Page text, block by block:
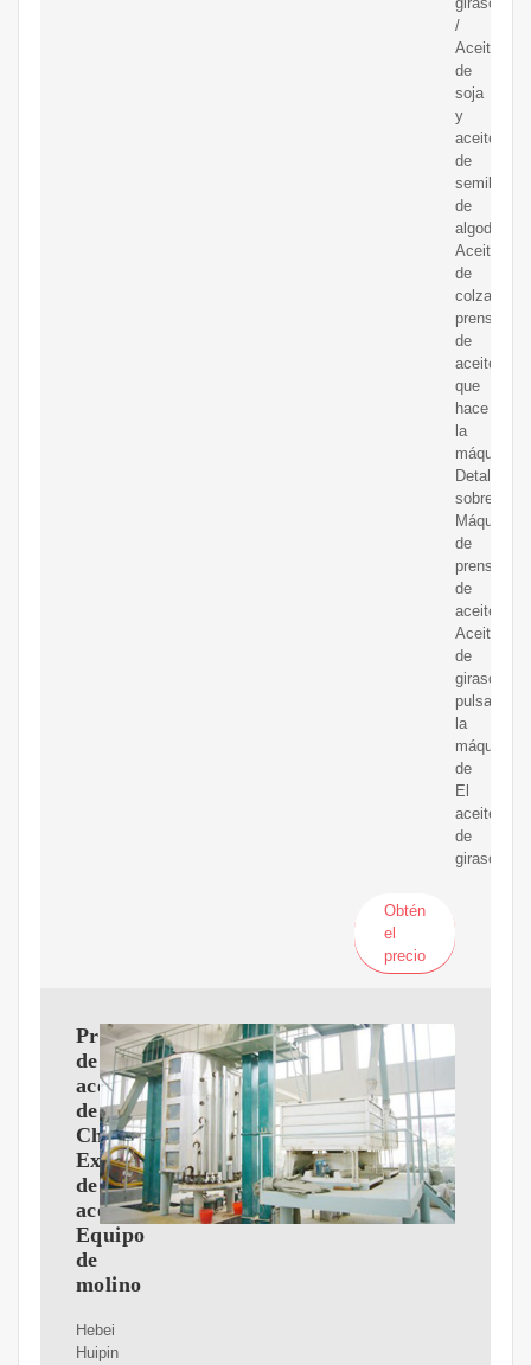
/
Aceite
de
soja
y
aceite
de
semilla
de
algodón/
Aceite
de
colza
prensado
de
aceite/
que
hace
la
Detalles
sobre
Máquina
de
prensado
de
aceite,
Aceite
de
girasol
pulsando
la
máquina
de
El
aceite
de
girasol
Obtén
el
precio
Prensa
de
aceite
de
China,
Expulsor
de
aceite,
Equipo
de
molino
Hebei
Huipin